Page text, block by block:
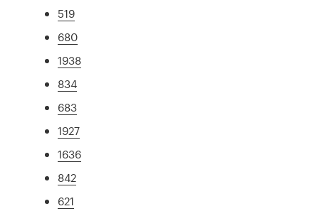
519
680
1938
834
683
1927
1636
842
621